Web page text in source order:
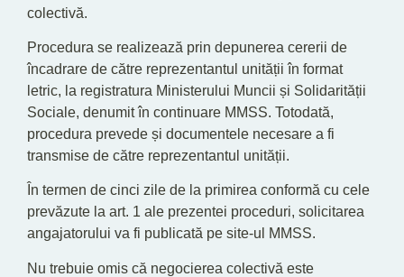
colectivă.
Procedura se realizează prin depunerea cererii de
încadrare de către reprezentantul unității în format
letric, la registratura Ministerului Muncii și Solidarității
Sociale, denumit în continuare MMSS. Totodată,
procedura prevede și documentele necesare a fi
transmise de către reprezentantul unității.
În termen de cinci zile de la primirea conformă cu cele
prevăzute la art. 1 ale prezentei proceduri, solicitarea
angajatorului va fi publicată pe site-ul MMSS.
Nu trebuie omis că negocierea colectivă este